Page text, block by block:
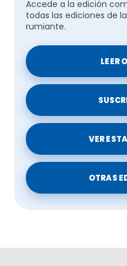
Accede a la edición
todas las ediciones de
rumiante.
LEER
VER
OTRAS